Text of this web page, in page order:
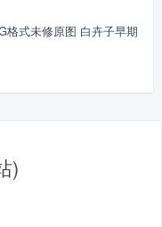
格式未修原图 白卉子早期
)